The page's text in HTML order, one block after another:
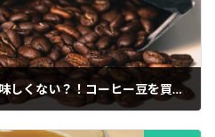
焙煎したてのコーヒーは美味しくない？！コーヒー豆を買う際の注意点。